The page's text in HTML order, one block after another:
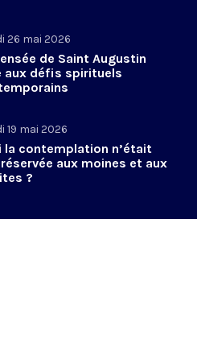
26 mai 2026
de Saint Augustin
aux défis spirituels
19 mai 2026
la contemplation n’était
aux moines et aux
?